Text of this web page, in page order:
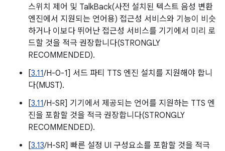
스위치 제어 및 TalkBack(사전 설치된 텍스트 음성 변환
엔진에서 지원되는 언어용) 접근성 서비스와 기능이 비슷
하거나 이보다 뛰어난 접근성 서비스를 기기에서 미리 로
드할 것을 적극 권장합니다(STRONGLY
RECOMMENDED).
[3.11/H-0-1] 서드 파티 TTS 엔진 설치를 지원해야 합니
다(MUST).
[3.11/H-SR] 기기에서 제공되는 언어를 지원하는 TTS 엔
진을 포함할 것을 적극 권장합니다(STRONGLY
RECOMMENDED).
[3.13/H-SR] 빠른 설정 UI 구성요소를 포함할 것을 적극